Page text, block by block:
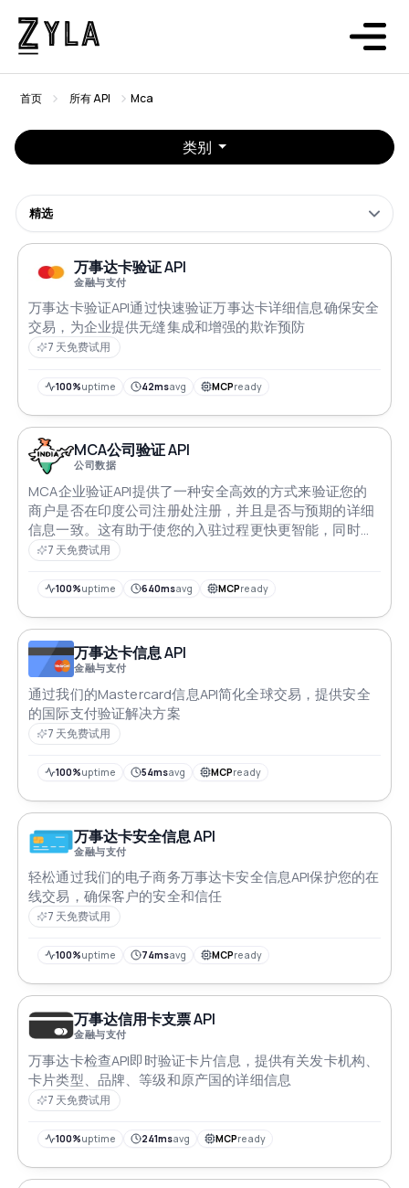
首页 所有 API Mca
类别
精选
万事达卡验证 API
金融与支付
万事达卡验证API通过快速验证万事达卡详细信息确保安全
交易，为企业提供无缝集成和增强的欺诈预防
7 天免费试用
100%uptime 42msavg MCPready
MCA公司验证 API
公司数据
MCA企业验证API提供了一种安全高效的方式来验证您的
商户是否在印度公司注册处注册，并且是否与预期的详细
信息一致。这有助于使您的入驻过程更快更智能，同时也
确保其更加安全可靠
7 天免费试用
100%uptime 640msavg MCPready
万事达卡信息 API
金融与支付
通过我们的Mastercard信息API简化全球交易，提供安全
的国际支付验证解决方案
7 天免费试用
100%uptime 54msavg MCPready
万事达卡安全信息 API
金融与支付
轻松通过我们的电子商务万事达卡安全信息API保护您的在
线交易，确保客户的安全和信任
7 天免费试用
100%uptime 74msavg MCPready
万事达信用卡支票 API
金融与支付
万事达卡检查API即时验证卡片信息，提供有关发卡机构、
卡片类型、品牌、等级和原产国的详细信息
7 天免费试用
100%uptime 241msavg MCPready